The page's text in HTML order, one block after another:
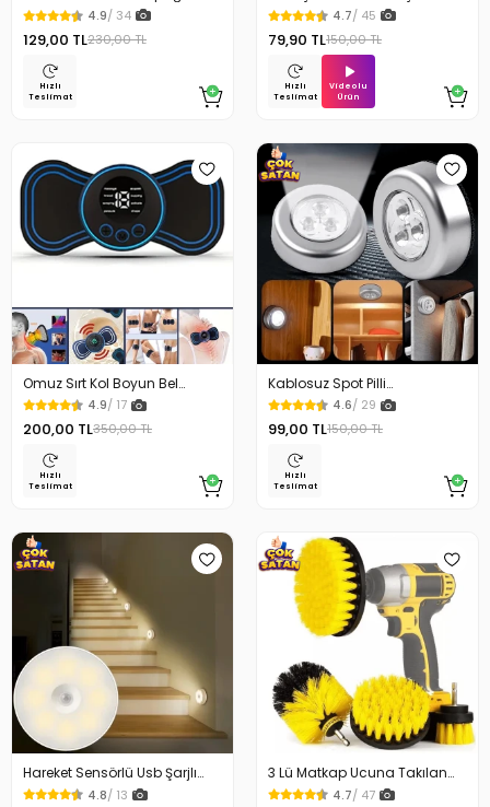
Süngeri Su Geçirmez
4.9/ 34
129,00 TL230,00 TL
Hızlı
Teslimat
Kulak Temizleme Seti
4.7/ 45
79,90 TL150,00 TL
Hızlı
Teslimat
Videolu
Ürün
Omuz Sırt Kol Boyun Bel
Kelebek Masaj Aleti
4.9/ 17
200,00 TL350,00 TL
Hızlı
Teslimat
Kablosuz Spot Pilli
Dokunmatik Led Lamba
4.6/ 29
99,00 TL150,00 TL
Hızlı
Teslimat
Hareket Sensörlü Usb Şarjlı
Beyaz Led Işık Lamba
4.8/ 13
3 Lü Matkap Ucuna Takılan
Temizlik Fırça Seti
4.7/ 47